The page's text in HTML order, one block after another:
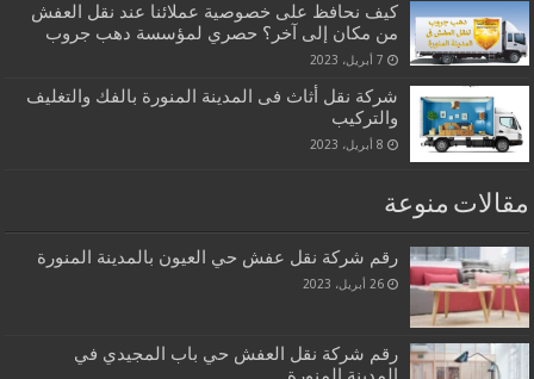
كيف نحافظ على خصوصية عملائنا عند نقل العفش
من مكان إلى آخر؟ حصري لمؤسسة دهب جروب
7 أبريل، 2023
شركة نقل أثاث فى المدينة المنورة بالفك والتغليف
والتركيب
8 أبريل، 2023
مقالات منوعة
رقم شركة نقل عفش حي العيون بالمدينة المنورة
26 أبريل، 2023
رقم شركة نقل العفش حي باب المجيدي في